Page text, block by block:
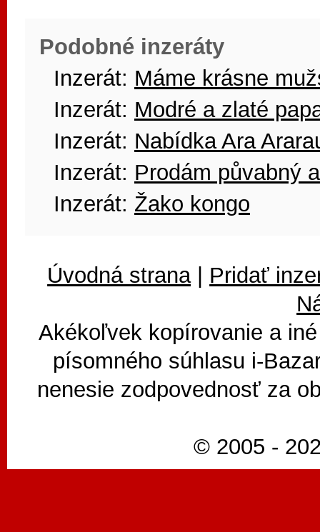
Podobné inzeráty
Inzerát: Máme krásne
Inzerát: Modré a zlaté
Inzerát: Nabídka Ara
Inzerát: Prodám půvabný
Inzerát: Žako kongo
Úvodná strana| Pridať
Akékoľvek kopírovanie a
písomného súhlasu i-
nenesie zodpovednosť za
© 2005 -